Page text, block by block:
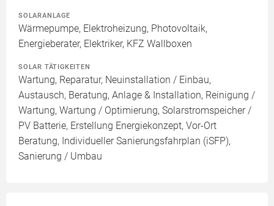
SOLARANLAGE
Wärmepumpe, Elektroheizung, Photovoltaik,
Energieberater, Elektriker, KFZ Wallboxen
SOLAR TÄTIGKEITEN
Wartung, Reparatur, Neuinstallation / Einbau,
Austausch, Beratung, Anlage & Installation, Reinigung /
Wartung, Wartung / Optimierung, Solarstromspeicher /
PV Batterie, Erstellung Energiekonzept, Vor-Ort
Beratung, Individueller Sanierungsfahrplan (iSFP),
Sanierung / Umbau